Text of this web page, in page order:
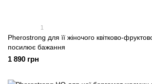
1
Pherostrong для її жіночого квітково-
посилює бажання
1 890 грн